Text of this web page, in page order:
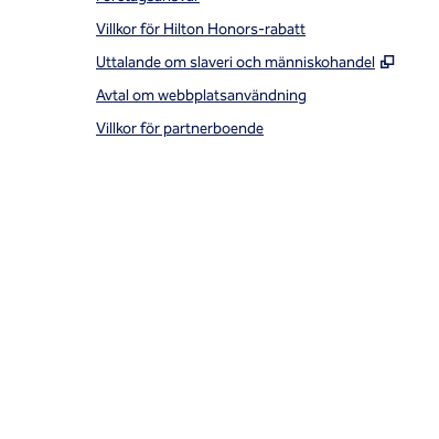
Villkor för Hilton Honors-rabatt
Uttalande om slaveri och människohandel
,
Avtal om webbplatsanvändning
Villkor för partnerboende